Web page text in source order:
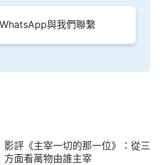
淵……」
：「從小就受無神論的教育，
能改變命運』『靠自己的雙手
宰著人類的命運，心裡堅信事
而且我覺得自己有頭腦，有文
差，就千方百計為自己的事業
與我們聯繫
影評《主宰一切的那一位》：從三
方面看萬物由誰主宰